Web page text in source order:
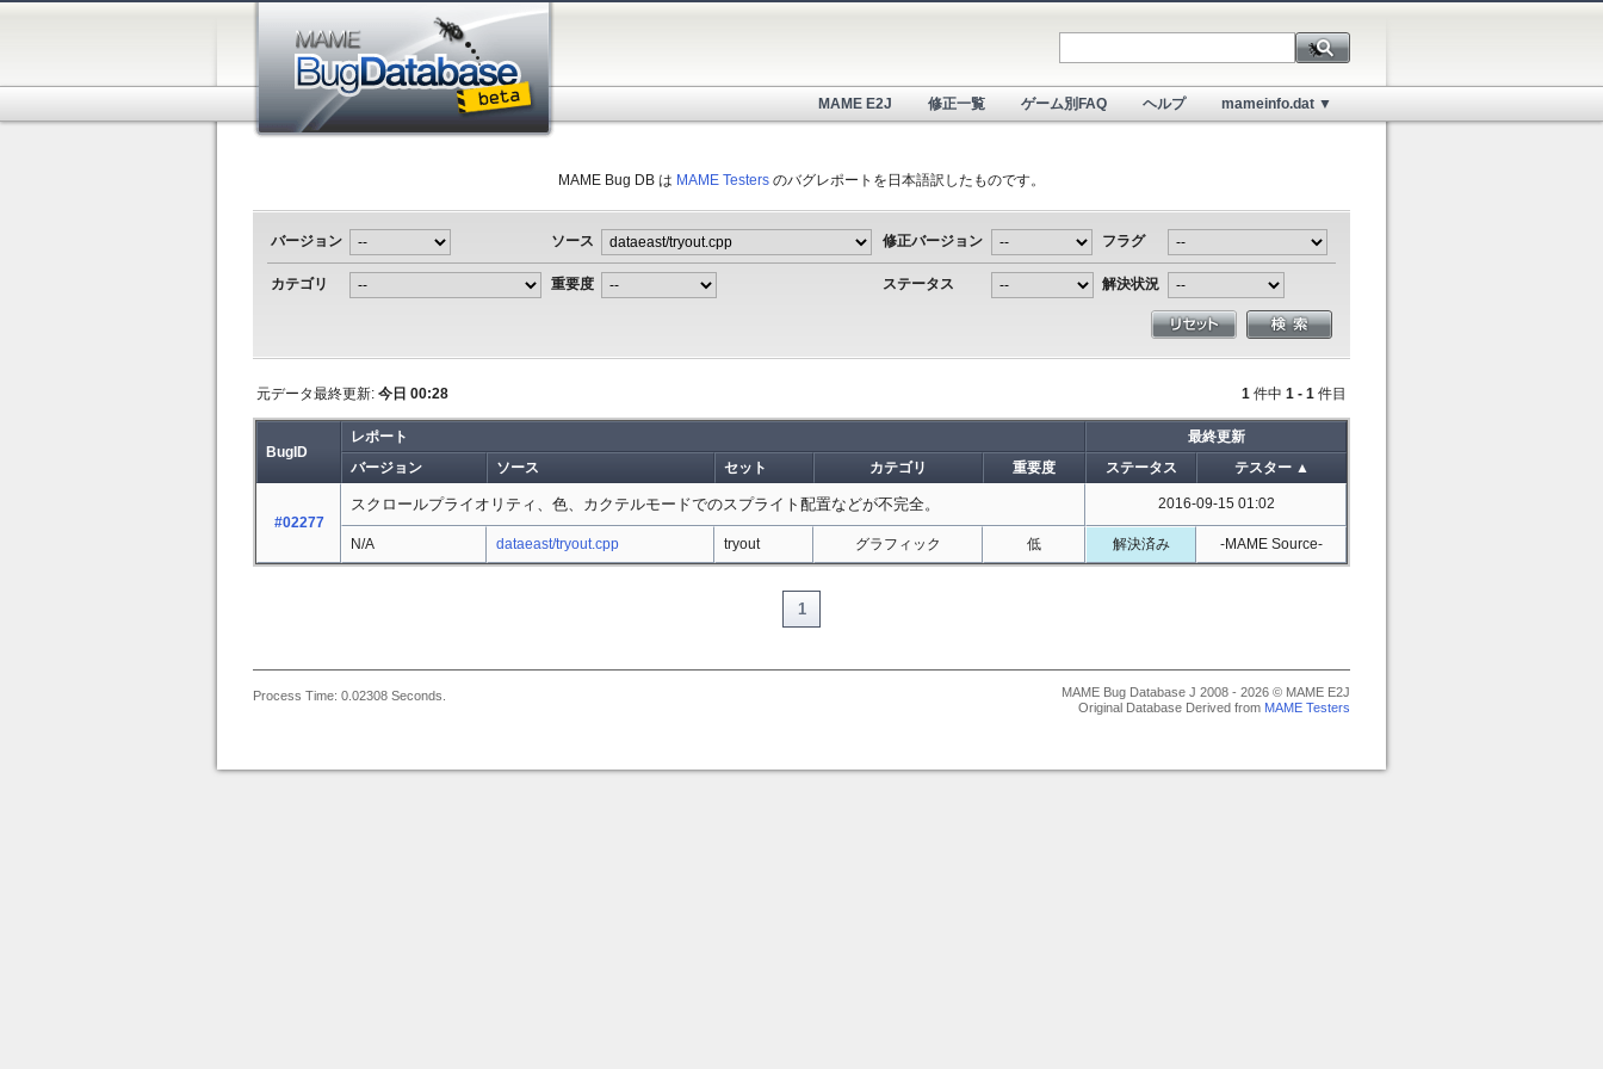
MAME E2J 修正一覧 ゲーム別FAQ ヘルプ mameinfo.dat ▼
MAME Bug DB は MAME Testers のバグレポートを日本語訳したものです。
バージョン ソース 修正バージョン フラグ
カテゴリ 重要度 ステータス 解決状況
1 件中 1 - 1 件目
元データ最終更新: 今日 00:28
BugID
レポート
最終更新
バージョン
ソース セット カテゴリ 重要度 ステータス テスター ▲
#02277
スクロールプライオリティ、色、カクテルモードでのスプライト配置などが不完全。 2016-09-15 01:02
N/A dataeast/tryout.cpp tryout グラフィック 低 解決済み -MAME Source-
1
MAME Bug Database J 2008 - 2026 © MAME E2J
Original Database Derived from MAME Testers
Process Time: 0.02308 Seconds.